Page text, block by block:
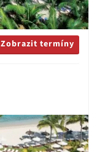
Zobrazit termíny